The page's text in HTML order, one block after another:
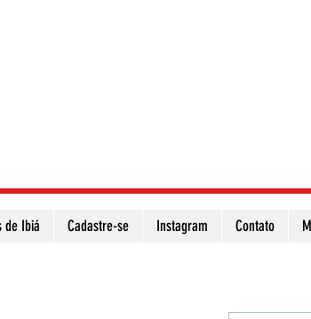
de Ibiá Cadastre-se Instagram Contato